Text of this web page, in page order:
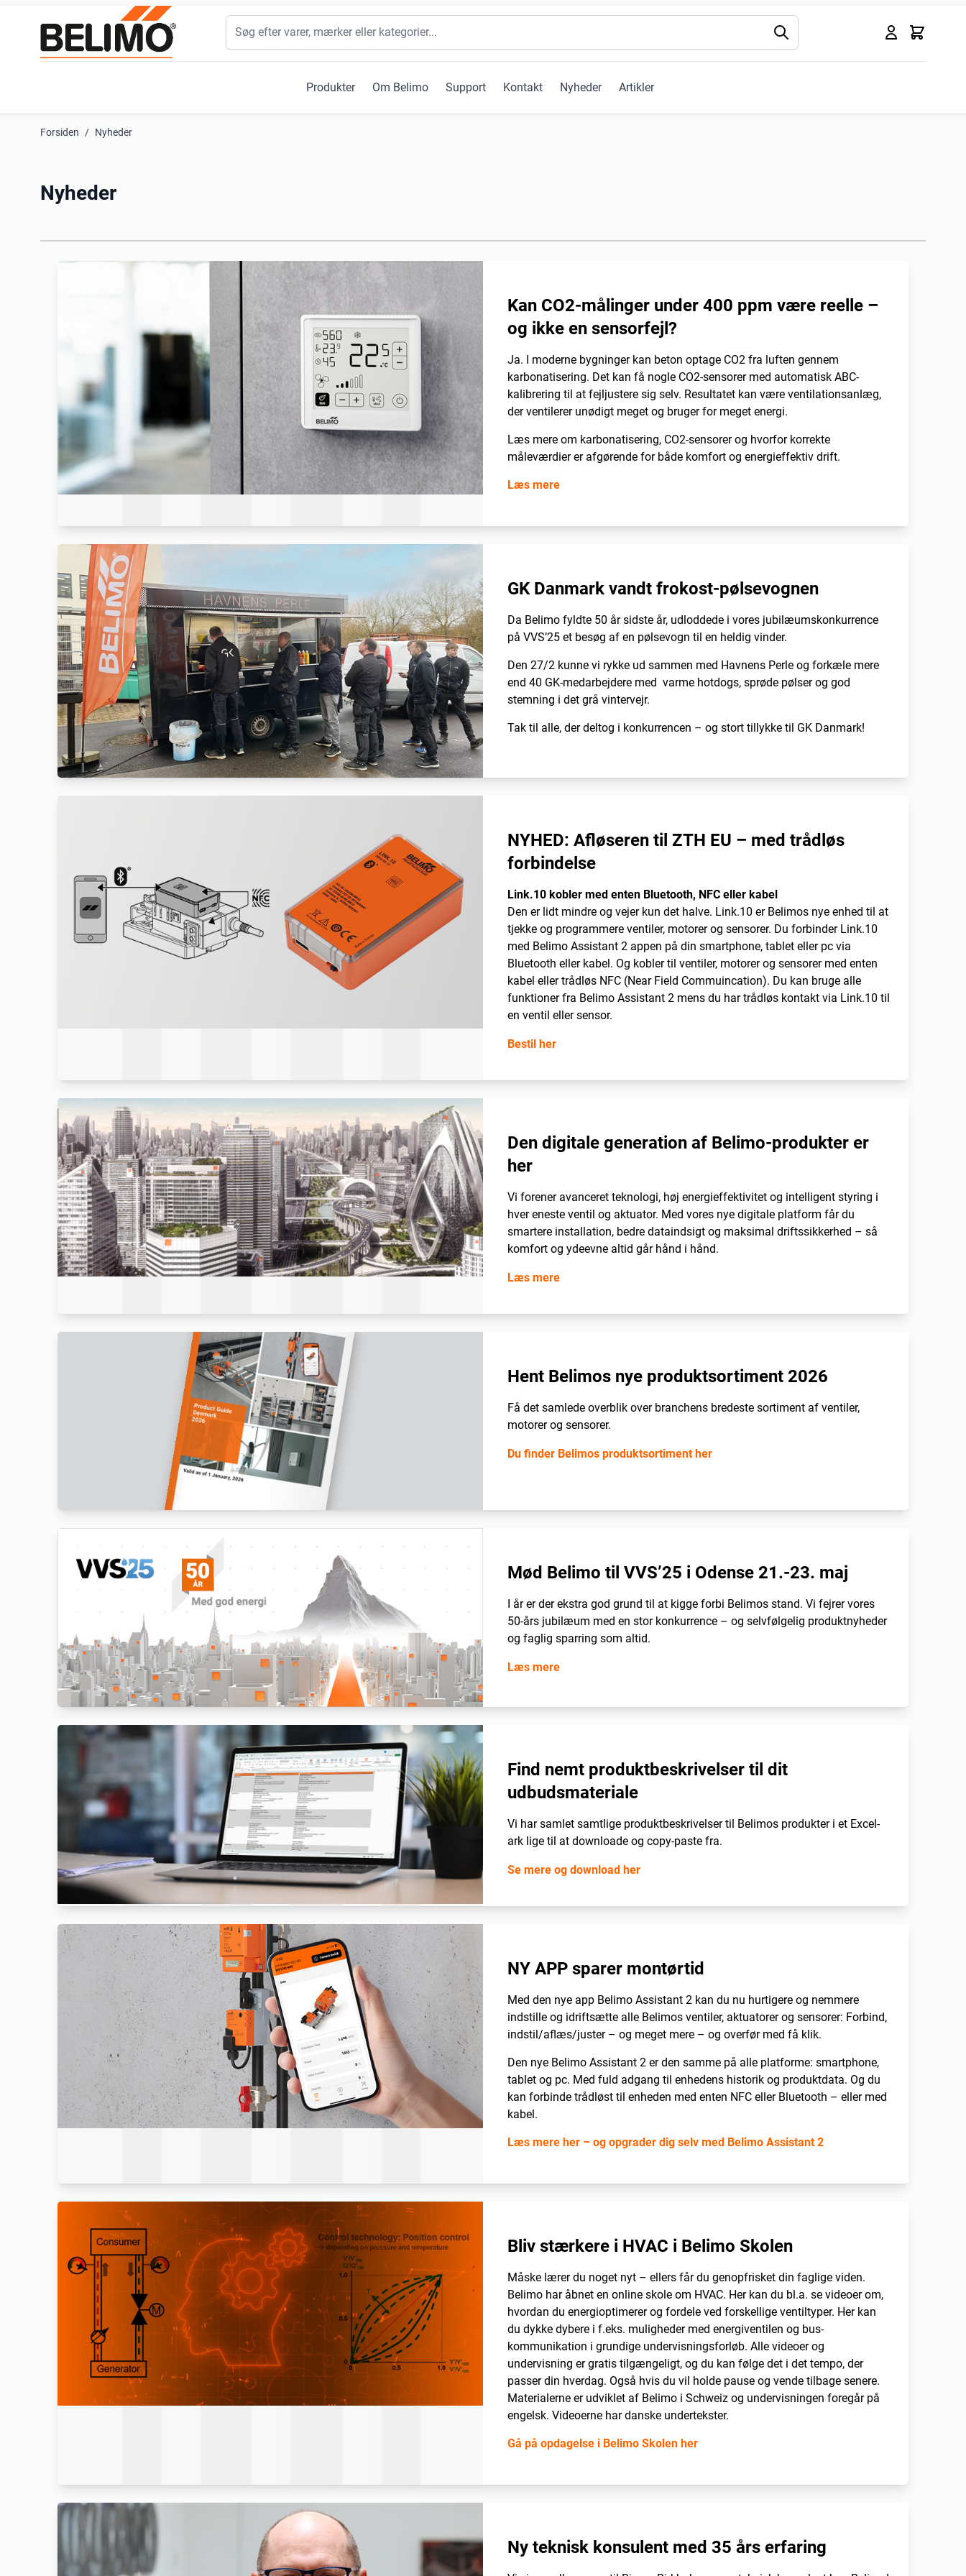
Produkter Om Belimo Support Kontakt Nyheder Artikler
Kurv
Søg
Forsiden / Nyheder
Nyheder
Kan CO2-målinger under 400 ppm være reelle –
og ikke en sensorfejl?
Ja. I moderne bygninger kan beton optage CO2 fra luften gennem
karbonatisering. Det kan få nogle CO2-sensorer med automatisk ABC-
kalibrering til at fejljustere sig selv. Resultatet kan være ventilationsanlæg,
der ventilerer unødigt meget og bruger for meget energi.
Læs mere om karbonatisering, CO2-sensorer og hvorfor korrekte
måleværdier er afgørende for både komfort og energieffektiv drift.
Læs mere
GK Danmark vandt frokost-pølsevognen
Da Belimo fyldte 50 år sidste år, udloddede i vores jubilæumskonkurrence
på VVS’25 et besøg af en pølsevogn til en heldig vinder.
Den 27/2 kunne vi rykke ud sammen med Havnens Perle og forkæle mere
end 40 GK-medarbejdere med varme hotdogs, sprøde pølser og god
stemning i det grå vintervejr.
Tak til alle, der deltog i konkurrencen – og stort tillykke til GK Danmark!
NYHED: Afløseren til ZTH EU – med trådløs
forbindelse
Link.10 kobler med enten Bluetooth, NFC eller kabel
Den er lidt mindre og vejer kun det halve. Link.10 er Belimos nye enhed til at
tjekke og programmere ventiler, motorer og sensorer. Du forbinder Link.10
med Belimo Assistant 2 appen på din smartphone, tablet eller pc via
Bluetooth eller kabel. Og kobler til ventiler, motorer og sensorer med enten
kabel eller trådløs NFC (Near Field Commuincation). Du kan bruge alle
funktioner fra Belimo Assistant 2 mens du har trådløs kontakt via Link.10 til
en ventil eller sensor.
Bestil her
Den digitale generation af Belimo-produkter er
her
Vi forener avanceret teknologi, høj energieffektivitet og intelligent styring i
hver eneste ventil og aktuator. Med vores nye digitale platform får du
smartere installation, bedre dataindsigt og maksimal driftssikkerhed – så
komfort og ydeevne altid går hånd i hånd.
Læs mere
Hent Belimos nye produktsortiment 2026
Få det samlede overblik over branchens bredeste sortiment af ventiler,
motorer og sensorer.
Du finder Belimos produktsortiment her
Mød Belimo til VVS’25 i Odense 21.-23. maj
I år er der ekstra god grund til at kigge forbi Belimos stand. Vi fejrer vores
50-års jubilæum med en stor konkurrence – og selvfølgelig produktnyheder
og faglig sparring som altid.
Læs mere
Find nemt produktbeskrivelser til dit
udbudsmateriale
Vi har samlet samtlige produktbeskrivelser til Belimos produkter i et Excel-
ark lige til at downloade og copy-paste fra.
Se mere og download her
NY APP sparer montørtid
Med den nye app Belimo Assistant 2 kan du nu hurtigere og nemmere
indstille og idriftsætte alle Belimos ventiler, aktuatorer og sensorer: Forbind,
indstil/aflæs/juster – og meget mere – og overfør med få klik.
Den nye Belimo Assistant 2 er den samme på alle platforme: smartphone,
tablet og pc. Med fuld adgang til enhedens historik og produktdata. Og du
kan forbinde trådløst til enheden med enten NFC eller Bluetooth – eller med
kabel.
Læs mere her – og opgrader dig selv med Belimo Assistant 2
Bliv stærkere i HVAC i Belimo Skolen
Måske lærer du noget nyt – ellers får du genopfrisket din faglige viden.
Belimo har åbnet en online skole om HVAC. Her kan du bl.a. se videoer om,
hvordan du energioptimerer og fordele ved forskellige ventiltyper. Her kan
du dykke dybere i f.eks. muligheder med energiventilen og bus-
kommunikation i grundige undervisningsforløb. Alle videoer og
undervisning er gratis tilgængeligt, og du kan følge det i det tempo, der
passer din hverdag. Også hvis du vil holde pause og vende tilbage senere.
Materialerne er udviklet af Belimo i Schweiz og undervisningen foregår på
engelsk. Videoerne har danske undertekster.
Gå på opdagelse i Belimo Skolen her
Ny teknisk konsulent med 35 års erfaring